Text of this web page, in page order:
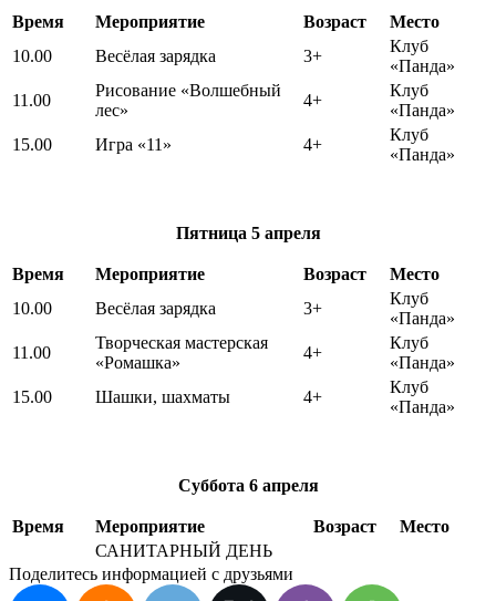
Время Мероприятие Возраст
Место
10.00
Весёлая зарядка 3+
Клуб
«Панда»
11.00
Рисование «Волшебный
лес»
4+
Клуб
«Панда»
15.00
Игра «11» 4+
Клуб
«Панда»
Пятница 5 апреля
Время Мероприятие Возраст
Место
10.00
Весёлая зарядка 3+
Клуб
«Панда»
11.00
Творческая мастерская
«Ромашка»
4+
Клуб
«Панда»
15.00
Шашки, шахматы 4+
Клуб
«Панда»
Суббота 6 апреля
Время Мероприятие Возраст
Место
САНИТАРНЫЙ ДЕНЬ
Поделитесь информацией с друзьями